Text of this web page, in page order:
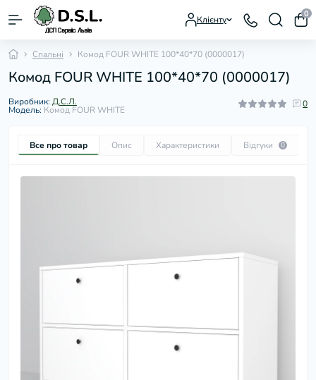
Клієнту
0
Спальні Комод FOUR WHITE 100*40*70 (0000017)
Комод FOUR WHITE 100*40*70 (0000017)
Виробник: Д.С.Л.
Модель: Комод FOUR WHITE
0
Все про товар Опис Характеристики Відгуки 0